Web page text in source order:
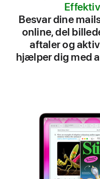
Besvar dine
online, del
aftaler og
hjælper dig med